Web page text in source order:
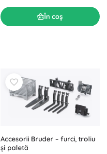
În coș
Accesorii Bruder – furci, troliu
și paletă